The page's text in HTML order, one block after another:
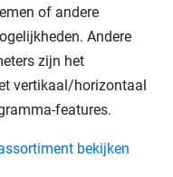
of andere
Andere
zijn het
vertikaal/horizontaal
features.
bekijken